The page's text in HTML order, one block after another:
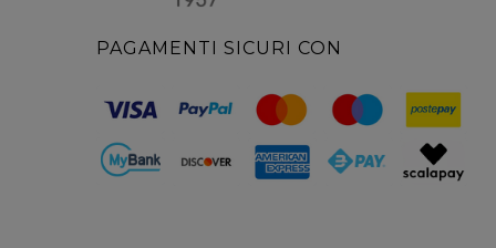
PAGAMENTI SICURI CON